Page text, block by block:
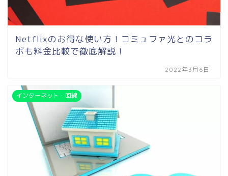
Netflixのお得な使い方！コミュファ光とのコラ
ボも料金比較で徹底解説！
2022年3月6日
インターネット・回線